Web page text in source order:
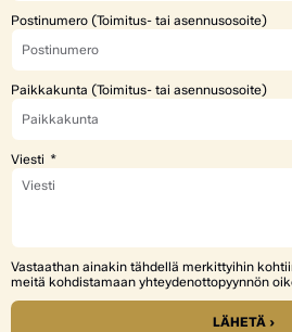
Postinumero (Toimitus- tai asennusosoite)
Paikkakunta (Toimitus- tai asennusosoite)
Viesti
Vastaathan ainakin tähdellä merkittyihin
meitä kohdistamaan yhteydenottopyynnön
LÄHETÄ ›